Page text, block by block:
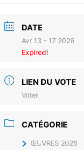
DATE
Avr 13 - 17 2026
Expired!
LIEN DU VOTE
Voter
CATÉGORIE
ŒUVRES 2026